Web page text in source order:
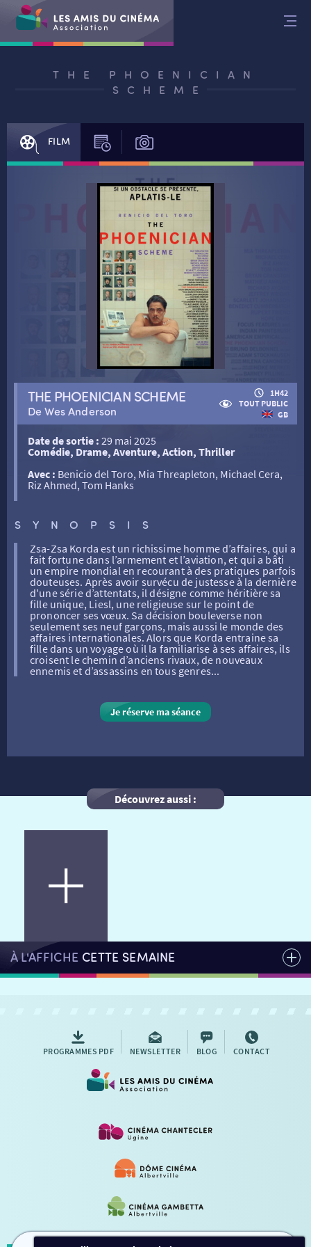
RETOUR
FILMS
SÉANCES SPÉCIALES
THÉ CINÉ
RÉTRO VISION
ATELIERS PRATIQUES
RETOUR
LA SÉLECTION DES AMIS DU CINÉMA & LES FILMS
D’ACTUALITÉS
LES DISPOSITIFS NATIONAUX
HISTORIQUE
RETOUR
TARIFS
NOS SALLES
NOUS CONTACTER
THE PHOENICIAN
SCHEME
FILM SÉANCES
THE PHOENICIAN SCHEME
De Wes Anderson
1H42
TOUT PUBLIC
GB
Date de sortie : 29 mai 2025
Comédie, Drame, Aventure, Action, Thriller
Avec : Benicio del Toro, Mia Threapleton, Michael Cera,
Riz Ahmed, Tom Hanks
SYNOPSIS
Zsa-Zsa Korda est un richissime homme d’affaires, qui a
fait fortune dans l’armement et l’aviation, et qui a bâti
un empire mondial en recourant à des pratiques parfois
douteuses. Après avoir survécu de justesse à la dernière
d'une série d’attentats, il désigne comme héritière sa
fille unique, Liesl, une religieuse sur le point de
prononcer ses vœux. Sa décision bouleverse non
seulement ses neuf garçons, mais aussi le monde des
affaires internationales. Alors que Korda entraine sa
fille dans un voyage où il la familiarise à ses affaires, ils
croisent le chemin d’anciens rivaux, de nouveaux
ennemis et d’assassins en tous genres...
Je réserve ma séance
Découvrez aussi :
À L'AFFICHE CETTE SEMAINE
PROGRAMMES PDF NEWSLETTER BLOG CONTACT